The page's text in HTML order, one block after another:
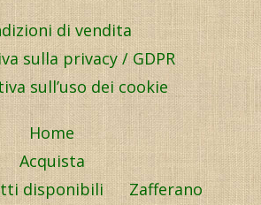
di vendita
sulla privacy / GDPR
sull’uso dei cookie
Home
Acquista
disponibili
Zafferano